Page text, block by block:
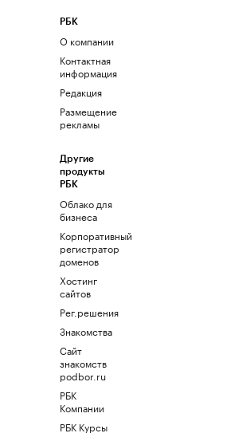
РБК
О компании
Контактная
информация
Редакция
Размещение
рекламы
Другие
продукты
РБК
Облако для
бизнеса
Корпоративный
регистратор
доменов
Хостинг
сайтов
Рег.решения
Знакомства
Сайт
знакомств
podbor.ru
РБК
Компании
РБК Курсы